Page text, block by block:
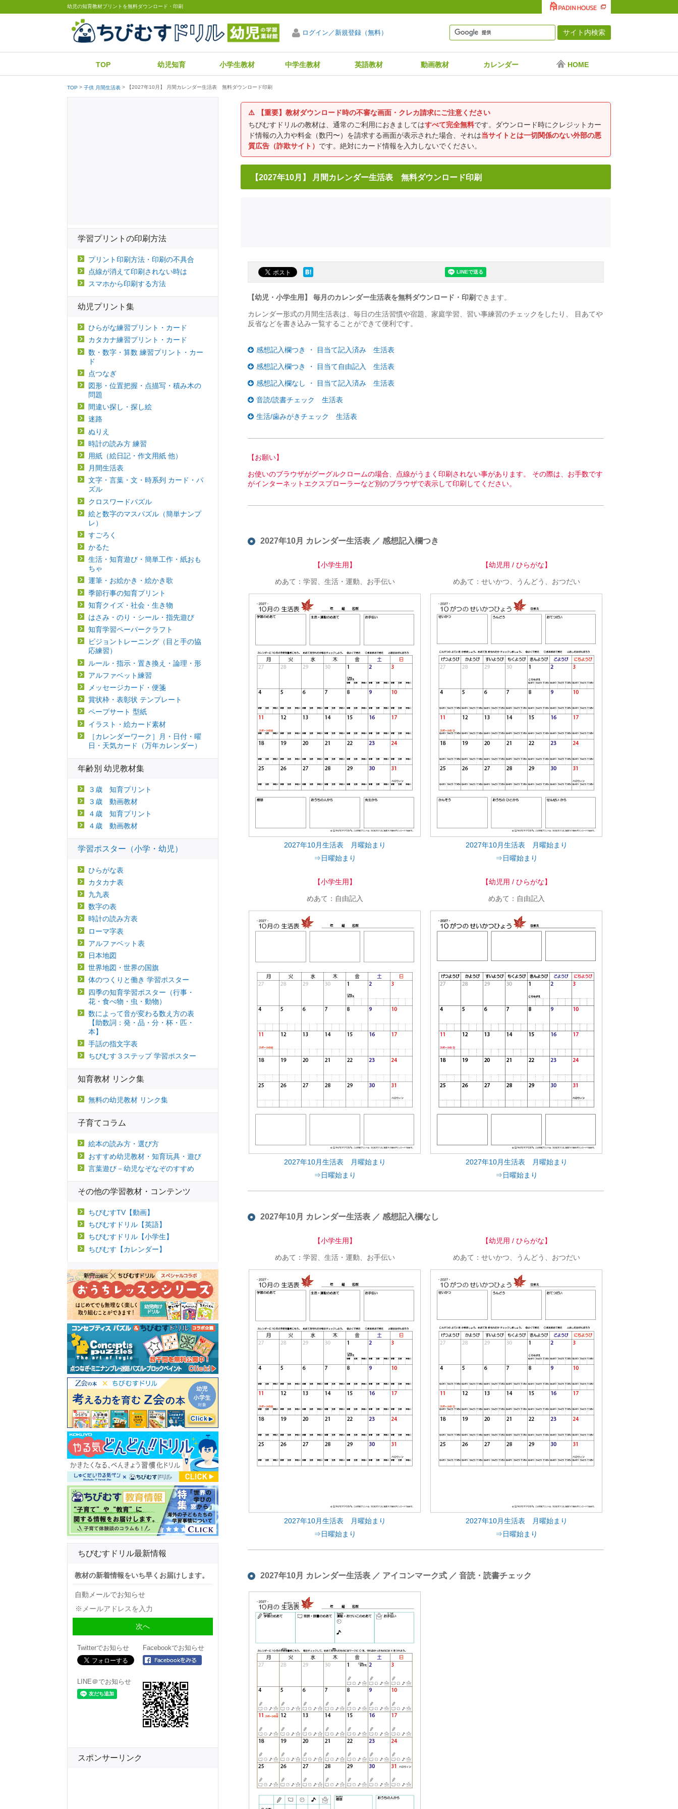
幼児の知育教材プリントを無料ダウンロード・印刷
ログイン／新規登録（無料）
TOP 幼児知育 小学生教材 中学生教材 英語教材 動画教材 カレンダー HOME
TOP 子供 月間生活表 【2027年10月】 月間カレンダー生活表 無料ダウンロード印刷
⚠️
【重要】教材ダウンロード時の不審な画面・クレカ請求にご注意ください
ちびむすドリルの教材は、通常のご利用におきましてはすべて完全無料です。ダウンロード時にクレジットカー
ド情報の入力や料金（数円〜）を請求する画面が表示された場合、それは当サイトとは一切関係のない外部の悪
質広告（詐欺サイト） です。絶対にカード情報を入力しないでください。
【2027年10月】 月間カレンダー生活表 無料ダウンロード印刷
【幼児・小学生用】 毎月のカレンダー生活表を無料ダウンロード・印刷できます。
カレンダー形式の月間生活表は、毎日の生活習慣や宿題、家庭学習、習い事練習のチェックをしたり、 目あてや
反省などを書き込み一覧することができて便利です。
感想記入欄つき ・ 目当て記入済み 生活表
感想記入欄つき ・ 目当て自由記入 生活表
感想記入欄なし ・ 目当て記入済み 生活表
音読/読書チェック 生活表
生活/歯みがきチェック 生活表
【お願い】
お使いのブラウザがグーグルクロームの場合、点線がうまく印刷されない事があります。 その際は、お手数です
がインターネットエクスプローラーなど別のブラウザで表示して印刷してください。
2027年10月 カレンダー生活表 ／ 感想記入欄つき
【小学生用】
めあて：学習、生活・運動、お手伝い
2027年10月生活表 月曜始まり
⇒日曜始まり
【幼児用 / ひらがな】
めあて：せいかつ、うんどう、おつだい
2027年10月生活表 月曜始まり
⇒日曜始まり
【小学生用】
めあて：自由記入
2027年10月生活表 月曜始まり
⇒日曜始まり
【幼児用 / ひらがな】
めあて：自由記入
2027年10月生活表 月曜始まり
⇒日曜始まり
2027年10月 カレンダー生活表 ／ 感想記入欄なし
【小学生用】
めあて：学習、生活・運動、お手伝い
2027年10月生活表 月曜始まり
⇒日曜始まり
【幼児用 / ひらがな】
めあて：せいかつ、うんどう、おつだい
2027年10月生活表 月曜始まり
⇒日曜始まり
2027年10月 カレンダー生活表 ／ アイコンマーク式 ／ 音読・読書チェック
学習プリントの印刷方法
プリント印刷方法・印刷の不具合
点線が消えて印刷されない時は
スマホから印刷する方法
幼児プリント集
ひらがな練習プリント・カード
カタカナ練習プリント・カード
数・数字・算数 練習プリント・カー
ド
点つなぎ
図形・位置把握・点描写・積み木の
問題
間違い探し・探し絵
迷路
ぬりえ
時計の読み方 練習
用紙（絵日記・作文用紙 他）
月間生活表
文字・言葉・文・時系列 カード・パ
ズル
クロスワードパズル
絵と数字のマスパズル（簡単ナンプ
レ）
すごろく
かるた
生活・知育遊び・簡単工作・紙おも
ちゃ
運筆・お絵かき・絵かき歌
季節行事の知育プリント
知育クイズ・社会・生き物
はさみ・のり・シール・指先遊び
知育学習ペーパークラフト
ビジョントレーニング（目と手の協
応練習）
ルール・指示・置き換え・論理・形
アルファベット練習
メッセージカード・便箋
賞状枠・表彰状 テンプレート
ペープサート 型紙
イラスト・絵カード素材
［カレンダーワーク］月・日付・曜
日・天気カード（万年カレンダー）
年齢別 幼児教材集
３歳 知育プリント
３歳 動画教材
４歳 知育プリント
４歳 動画教材
学習ポスター（小学・幼児）
ひらがな表
カタカナ表
九九表
数字の表
時計の読み方表
ローマ字表
アルファベット表
日本地図
世界地図・世界の国旗
体のつくりと働き 学習ポスター
四季の知育学習ポスター（行事・
花・食べ物・虫・動物）
数によって音が変わる数え方の表
【助数詞：発・品・分・杯・匹・
本】
手話の指文字表
ちびむす３ステップ 学習ポスター
知育教材 リンク集
無料の幼児教材 リンク集
子育てコラム
絵本の読み方・選び方
おすすめ幼児教材・知育玩具・遊び
言葉遊び－幼児なぞなぞのすすめ
その他の学習教材・コンテンツ
ちびむすTV【動画】
ちびむすドリル【英語】
ちびむすドリル【小学生】
ちびむす【カレンダー】
ちびむすドリル最新情報
教材の新着情報をいち早くお届けします。
自動メールでお知らせ
Twitterでお知らせ Facebookでお知らせ
LINE＠でお知らせ
スポンサーリンク